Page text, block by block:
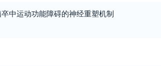
中运动功能障碍的神经重塑机制